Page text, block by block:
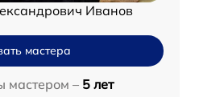
Иванов
мастера
мастером – 5 лет